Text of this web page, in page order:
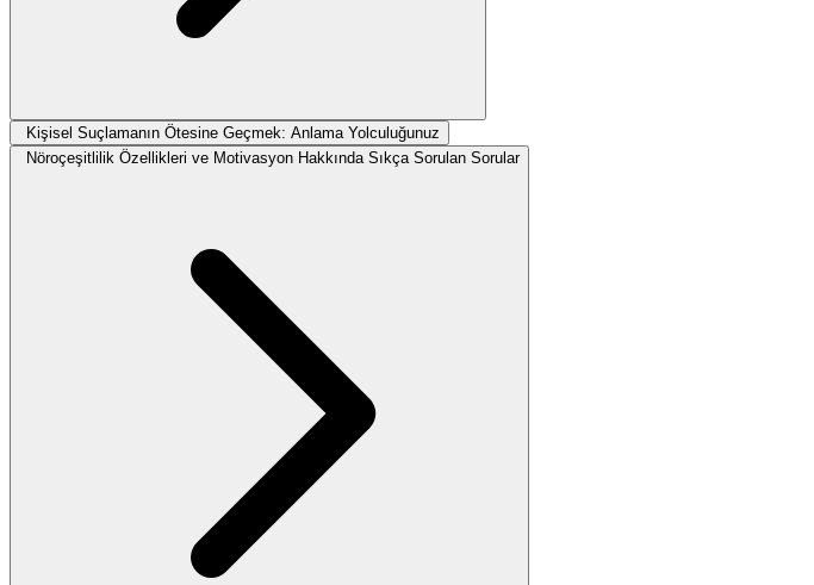
Kişisel Suçlamanın Ötesine Geçmek: Anlama Yolculuğunuz
Nöroçeşitlilik Özellikleri ve Motivasyon Hakkında Sıkça Sorulan Sorular